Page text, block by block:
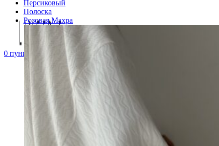
0 пунктов
Персиковый
Полоска
Розовая Махра